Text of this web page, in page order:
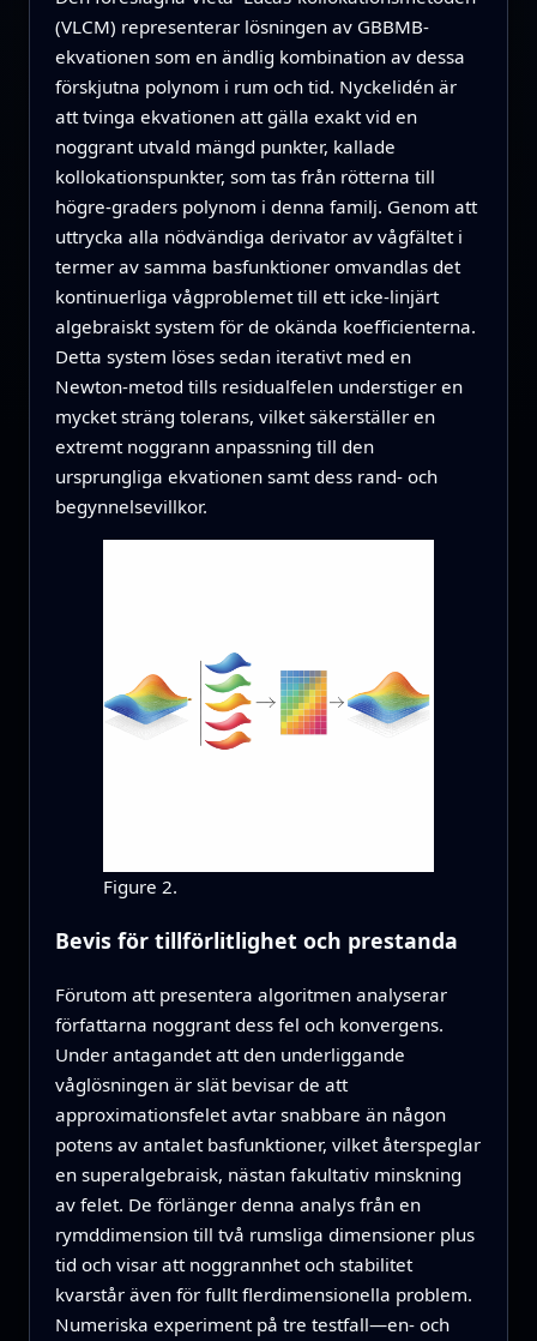
(VLCM) representerar lösningen av GBBMB-
ekvationen som en ändlig kombination av dessa
förskjutna polynom i rum och tid. Nyckelidén är
att tvinga ekvationen att gälla exakt vid en
noggrant utvald mängd punkter, kallade
kollokationspunkter, som tas från rötterna till
högre-graders polynom i denna familj. Genom att
uttrycka alla nödvändiga derivator av vågfältet i
termer av samma basfunktioner omvandlas det
kontinuerliga vågproblemet till ett icke-linjärt
algebraiskt system för de okända koefficienterna.
Detta system löses sedan iterativt med en
Newton-metod tills residualfelen understiger en
mycket sträng tolerans, vilket säkerställer en
extremt noggrann anpassning till den
ursprungliga ekvationen samt dess rand- och
begynnelsevillkor.
Figure 2.
Bevis för tillförlitlighet och prestanda
Förutom att presentera algoritmen analyserar
författarna noggrant dess fel och konvergens.
Under antagandet att den underliggande
våglösningen är slät bevisar de att
approximationsfelet avtar snabbare än någon
potens av antalet basfunktioner, vilket återspeglar
en superalgebraisk, nästan fakultativ minskning
av felet. De förlänger denna analys från en
rymddimension till två rumsliga dimensioner plus
tid och visar att noggrannhet och stabilitet
kvarstår även för fullt flerdimensionella problem.
Numeriska experiment på tre testfall—en- och